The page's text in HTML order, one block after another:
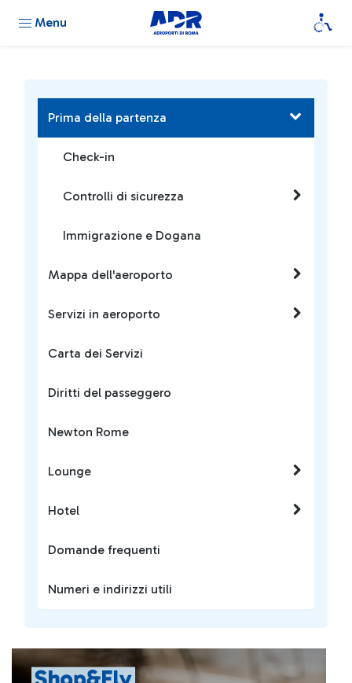
Menu
Prima della partenza
Check-in
Controlli di sicurezza
Immigrazione e Dogana
Mappa dell'aeroporto
Servizi in aeroporto
Carta dei Servizi
Diritti del passeggero
Newton Rome
Lounge
Hotel
Domande frequenti
Numeri e indirizzi utili